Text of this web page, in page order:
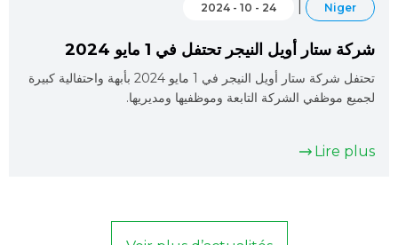
Niger
24 - 10 - 2024
شركة ستار أويل النيجر تحتفل في 1 مايو 2024
تحتفل شركة ستار أويل النيجر في 1 مايو 2024 بأبهة واحتفالية كبيرة
لجميع موظفي الشركة التابعة وموظفيها ومديريها.
Lire plus